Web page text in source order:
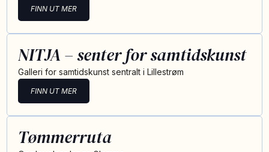
FINN UT MER
NITJA – senter for samtidskunst
Galleri for samtidskunst sentralt i Lillestrøm
FINN UT MER
Tømmerruta